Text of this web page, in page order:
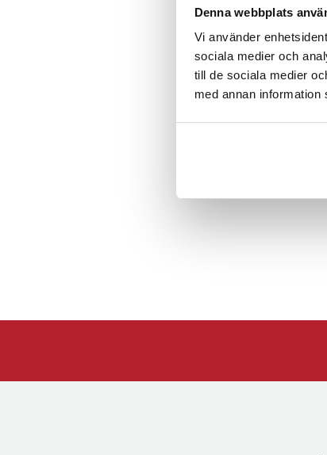
Denna webbplats
Vi använder
sociala medier och
till de sociala medier
med annan
Specifikation
- Material: PC
- Färg: Svart
-